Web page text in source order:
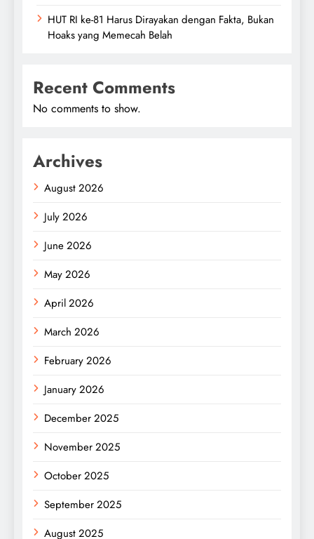
HUT RI ke-81 Harus Dirayakan dengan Fakta, Bukan
Hoaks yang Memecah Belah
Recent Comments
No comments to show.
Archives
August 2026
July 2026
June 2026
May 2026
April 2026
March 2026
February 2026
January 2026
December 2025
November 2025
October 2025
September 2025
August 2025